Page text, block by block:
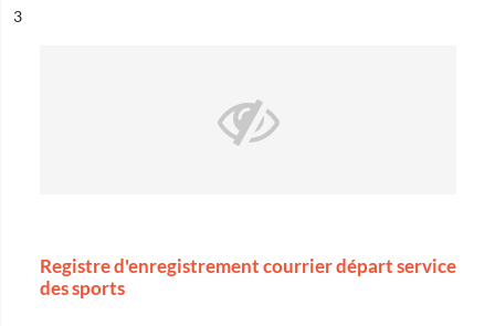
n°
3
Registre d'enregistrement courrier départ service
des sports